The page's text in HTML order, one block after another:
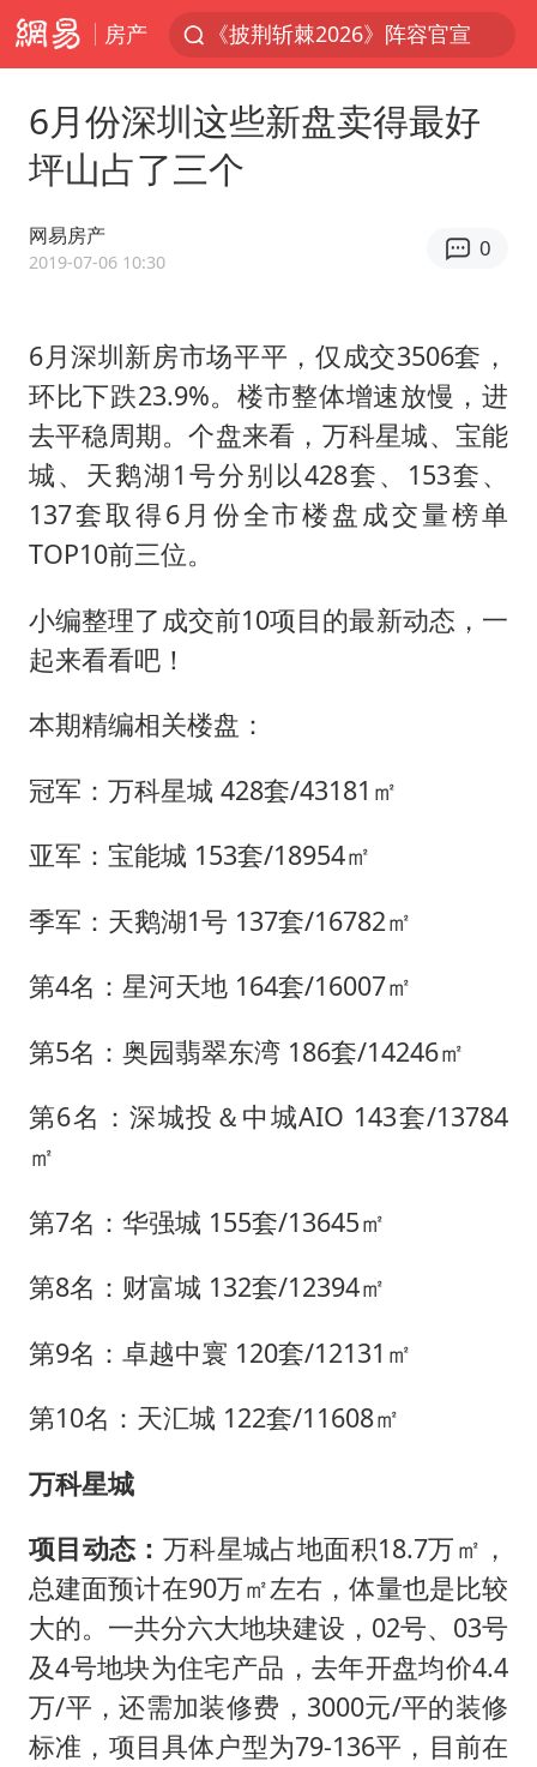
房产
《披荆斩棘2026》阵容官宣
上海有出现龙卷潜势
上门女婿出轨女邻居多年被判重婚罪
以军士兵把枪口对准中国记者
2025年小学教师减少13.19万
韩军前线部队连曝丑闻
武契奇会见泽连斯基有何意图
6月份深圳这些新盘卖得最好
坪山占了三个
网易房产
2019-07-06 10:30
0
6月深圳新房市场平平，仅成交3506套，
环比下跌23.9%。楼市整体增速放慢，进
去平稳周期。个盘来看，万科星城、宝能
城、天鹅湖1号分别以428套、153套、
137套取得6月份全市楼盘成交量榜单
TOP10前三位。
小编整理了成交前10项目的最新动态，一
起来看看吧！
本期精编相关楼盘：
冠军：万科星城 428套/43181㎡
亚军：宝能城 153套/18954㎡
季军：天鹅湖1号 137套/16782㎡
第4名：星河天地 164套/16007㎡
第5名：奥园翡翠东湾 186套/14246㎡
第6名：深城投＆中城AIO 143套/13784
㎡
第7名：华强城 155套/13645㎡
第8名：财富城 132套/12394㎡
第9名：卓越中寰 120套/12131㎡
第10名：天汇城 122套/11608㎡
万科星城
项目动态： 万科星城占地面积18.7万㎡，
总建面预计在90万㎡左右，体量也是比较
大的。一共分六大地块建设，02号、03号
及4号地块为住宅产品，去年开盘均价4.4
万/平，还需加装修费，3000元/平的装修
标准，项目具体户型为79-136平，目前在